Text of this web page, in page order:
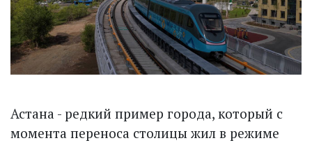
Астана - редкий пример города, который с
момента переноса столицы жил в режиме